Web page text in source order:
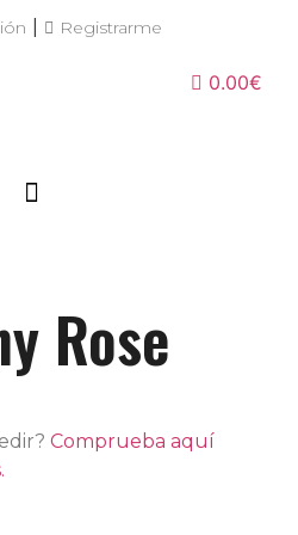
Registrarme
0.00€
Rose
Comprueba aquí